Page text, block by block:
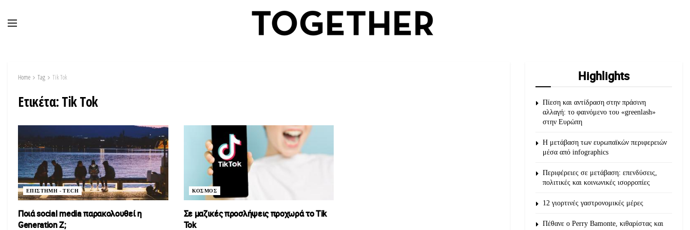
Home Tag Tik Tok
Ετικέτα:Tik Tok
ΕΠΙΣΤΗΜΗ - TECH
Ποιά social media παρακολουθεί η
Generation Z;
ΚΟΣΜΟΣ
Σε μαζικές προσλήψεις προχωρά το Tik
Tok
Highlights
Πίεση και αντίδραση στην πράσινη
αλλαγή: το φαινόμενο του «greenlash»
στην Ευρώπη
Η μετάβαση των ευρωπαϊκών περιφερειών
μέσα από infographics
Περιφέρειες σε μετάβαση: επενδύσεις,
πολιτικές και κοινωνικές ισορροπίες
12 γιορτινές γαστρονομικές μέρες
Πέθανε ο Perry Bamonte, κιθαρίστας και